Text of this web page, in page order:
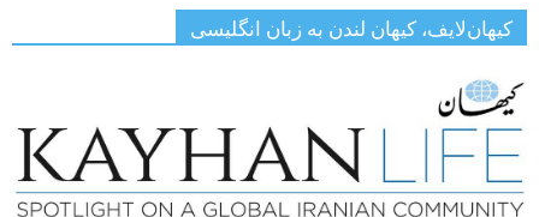
کیهان‌لایف، کیهان لندن به زبان انگلیسی